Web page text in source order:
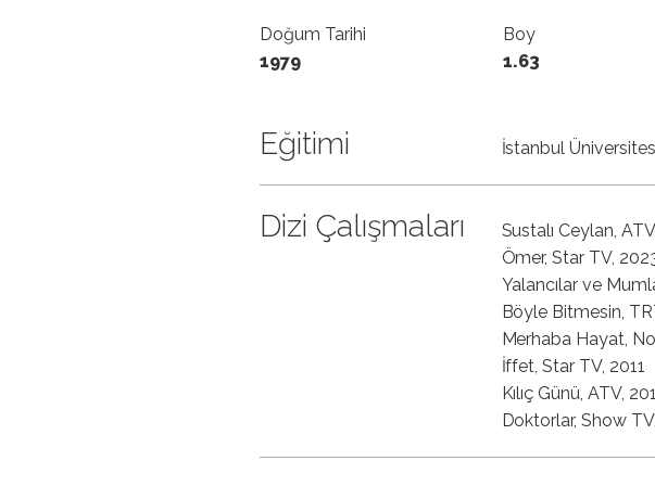
Doğum Tarihi
1979
Boy
1.63
Eğitimi İstanbul
Dizi Çalışmaları
Sustalı Ceylan,
Ömer, Star TV,
Yalancılar ve
Böyle Bitmesin,
Merhaba Hayat,
İffet, Star TV, 2011
Kılıç Günü, ATV,
Doktorlar, Show